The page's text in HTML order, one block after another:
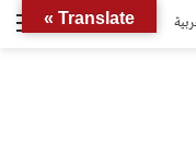
Translate »